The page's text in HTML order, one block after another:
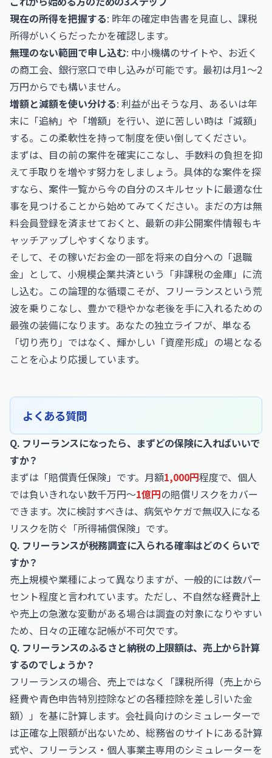
現在の所得を把握する: 昨年の確定申告書を見直し、課税
所得がいくらだったかを確認します。
無理のない範囲で申し込む: 中小機構のサイトや、お近く
の商工会、銀行窓口で申し込みが可能です。最初は月1〜2
万円からでも構いません。
増額と減額を使い分ける: 利益が出そうな月、あるいは年
末に「追納」や「増額」を行い、逆に苦しい時は「減額」
する。この柔軟性を持って制度を使い倒してください。
まずは、目の前の案件を確実にこなし、手数料の負担を抑
えて手取りを増やす努力をしましょう。具体的な案件を探
すなら、 案件一覧から今の自分のスキルセットに最適な仕
事を見つけることから始めてみてください。まだの方は無
料会員登録を済ませておくと、最新の非公開案件情報もキ
ャッチアップしやすくなります。
そして、その稼いだお金の一部を将来の自分への「退職
金」として、小規模企業共済という「非課税の金庫」に流
し込む。この論理的な循環こそが、フリーランスという荒
波を乗りこなし、豊かで穏やかな老後を手に入れるための
最強の装備になります。あなたの独立ライフが、単なる
「切り売り」ではなく、輝かしい「資産形成」の場となる
ことを心より応援しています。
よくある質問
Q. フリーランスになったら、まずどの保険に入ればいいで
すか？
まずは「賠償責任保険」です。月額1,000円程度で、個人
では負いきれない数千万円〜1億円の賠償リスクをカバー
できます。次に検討すべきは、病気やケガで無収入になる
リスクを防ぐ「所得補償保険」です。
Q. フリーランスが税務調査に入られる確率はどのくらいで
すか？
売上規模や業種によって異なりますが、一般的には数パー
セント程度と言われています。ただし、不自然な経費計上
や売上の急激な変動がある場合は調査の対象になりやすい
ため、日々の正確な記帳が不可欠です。
Q. フリーランスのふるさと納税の上限額は、売上から計算
するのでしょうか？
フリーランスの場合、売上ではなく「課税所得（売上から
経費や青色申告特別控除などの各種控除を差し引いた金
額）」を基に計算します。会社員向けのシミュレーターで
は正確な上限額が出ないため、総務省のサイトにある計算
式や、フリーランス・個人事業主専用のシミュレーターを